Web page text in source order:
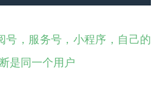
号，服务号，小程序，自己的
是同一个用户